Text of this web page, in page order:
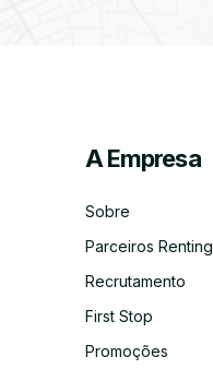
A Empresa
Sobre
Parceiros Renting
Recrutamento
First Stop
Promoções